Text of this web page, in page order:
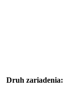
Druh zariadenia: